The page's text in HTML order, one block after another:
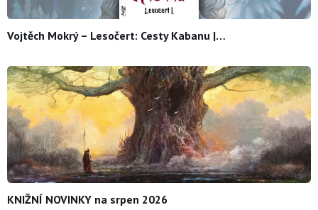
Vojtěch Mokrý – Lesočert: Cesty Kabanu |…
KNIŽNÍ NOVINKY na srpen 2026